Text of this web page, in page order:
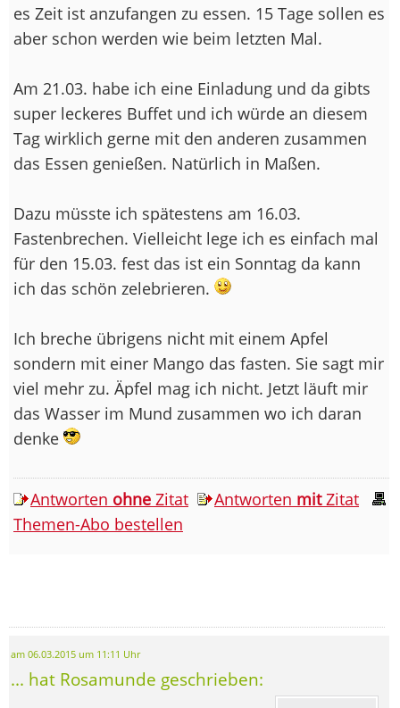
es Zeit ist anzufangen zu essen. 15 Tage sollen es
aber schon werden wie beim letzten Mal.
Am 21.03. habe ich eine Einladung und da gibts
super leckeres Buffet und ich würde an diesem
Tag wirklich gerne mit den anderen zusammen
das Essen genießen. Natürlich in Maßen.
Dazu müsste ich spätestens am 16.03.
Fastenbrechen. Vielleicht lege ich es einfach mal
für den 15.03. fest das ist ein Sonntag da kann
ich das schön zelebrieren.
Ich breche übrigens nicht mit einem Apfel
sondern mit einer Mango das fasten. Sie sagt mir
viel mehr zu. Äpfel mag ich nicht. Jetzt läuft mir
das Wasser im Mund zusammen wo ich daran
denke
Antworten ohne Zitat Antworten mitZitat
Themen-Abo bestellen
am 06.03.2015 um 11:11 Uhr
... hat Rosamunde geschrieben: